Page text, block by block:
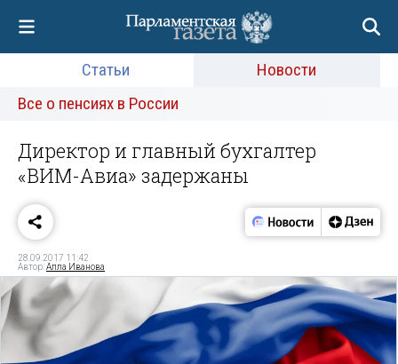
Статьи
Новости
Все о пенсиях в России
Директор и главный бухгалтер
«ВИМ-Авиа» задержаны
28.09.2017 11:42
Автор:Алла Иванова